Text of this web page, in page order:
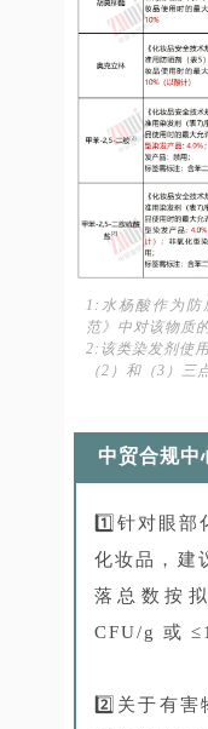
1:水杨酸作为
范》中对该物质
2:该类染发剂使
（2）和（3）三
中贸合规中
1️⃣针对眼部
化妆品，建
落总数按
CFU/g 或
2️⃣关于有